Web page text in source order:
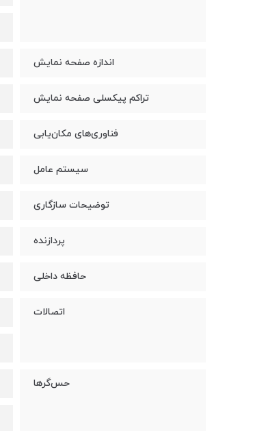
اندازه صفحه نمایش
تراکم پیکسلی صفحه نمایش
فناوری‌های مکان‌یابی
سیستم عامل
توضیحات سازگاری
پردازنده
حافظه داخلی
اتصالات
حس‌گرها